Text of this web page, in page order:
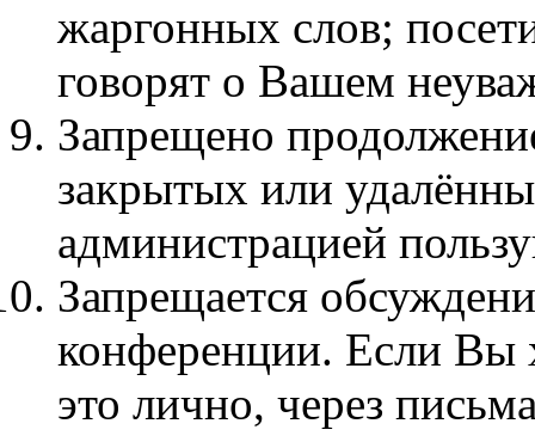
жаргонных слов;
говорят о Вашем
Запрещено
закрытых или
администрацией
Запрещается
конференции. Если Вы
это лично, через